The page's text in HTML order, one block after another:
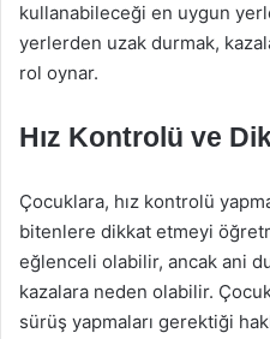
kullanabileceği en uygun
yerlerden uzak durmak,
rol oynar.
Hız Kontrolü ve
Çocuklara, hız kontrolü
bitenlere dikkat etmeyi
eğlenceli olabilir, ancak ani
kazalara neden olabilir.
sürüş yapmaları gerektiği